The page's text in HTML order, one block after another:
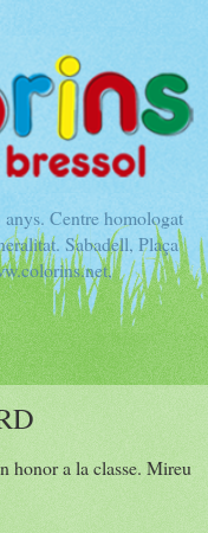
anys. Centre homologat
Sabadell, Plaça
honor a la classe. Mireu